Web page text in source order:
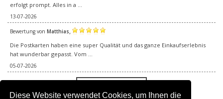
Diese Website verwendet Cookies, um Ihnen die
erfolgt prompt. Alles in a ...
13-07-2026
Bewertung von Matthias,
Die Postkarten haben eine super Qualität und das ganze Einkaufserlebnis
hat wunderbar gepasst. Vom ...
05-07-2026